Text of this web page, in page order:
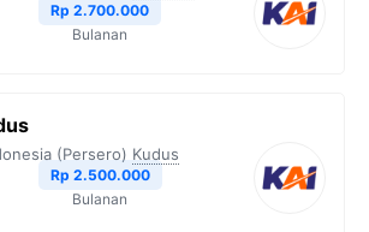
Rp 2.700.000
Bulanan
(Persero) Kudus
Rp 2.500.000
Bulanan